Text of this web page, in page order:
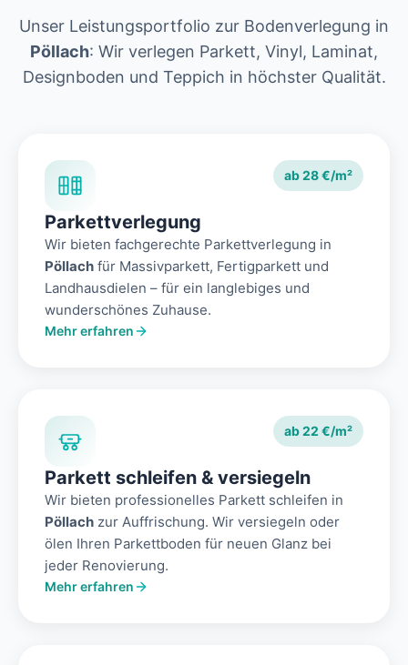
Unser Leistungsportfolio zur Bodenverlegung in
Pöllach: Wir verlegen Parkett, Vinyl, Laminat,
Designboden und Teppich in höchster Qualität.
ab 28 €/m²
Parkettverlegung
Wir bieten fachgerechte Parkettverlegung in
Pöllach für Massivparkett, Fertigparkett und
Landhausdielen – für ein langlebiges und
wunderschönes Zuhause.
Mehr erfahren
ab 22 €/m²
Parkett schleifen & versiegeln
Wir bieten professionelles Parkett schleifen in
Pöllach zur Auffrischung. Wir versiegeln oder
ölen Ihren Parkettboden für neuen Glanz bei
jeder Renovierung.
Mehr erfahren